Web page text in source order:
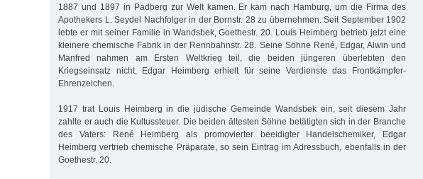
1887 und 1897 in Padberg zur Welt kamen. Er kam nach Hamburg, um die Firma des
Apothekers L. Seydel Nachfolger in der Bornstr. 28 zu übernehmen. Seit September 1902
lebte er mit seiner Familie in Wandsbek, Goethestr. 20. Louis Heimberg betrieb jetzt eine
kleinere chemische Fabrik in der Rennbahnstr. 28. Seine Söhne René, Edgar, Alwin und
Manfred nahmen am Ersten Weltkrieg teil, die beiden jüngeren überlebten den
Kriegseinsatz nicht, Edgar Heimberg erhielt für seine Verdienste das Frontkämpfer-
Ehrenzeichen.
1917 trat Louis Heimberg in die jüdische Gemeinde Wandsbek ein, seit diesem Jahr
zahlte er auch die Kultussteuer. Die beiden ältesten Söhne betätigten sich in der Branche
des Vaters: René Heimberg als promovierter beeidigter Handelschemiker, Edgar
Heimberg vertrieb chemische Präparate, so sein Eintrag im Adressbuch, ebenfalls in der
Goethestr. 20.